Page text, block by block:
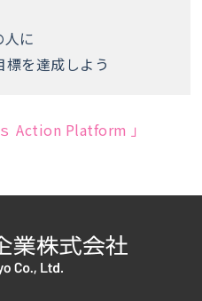
人に
標を達成しよう
Action Platform 」